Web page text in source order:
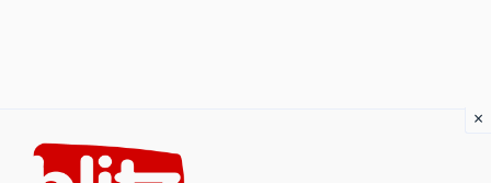
content
×